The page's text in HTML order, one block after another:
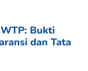
Bukti
dan Tata